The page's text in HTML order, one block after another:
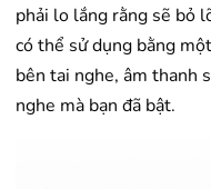
phải lo lắng rằng sẽ bỏ
có thể sử dụng bằng
bên tai nghe, âm thanh
nghe mà bạn đã bật.